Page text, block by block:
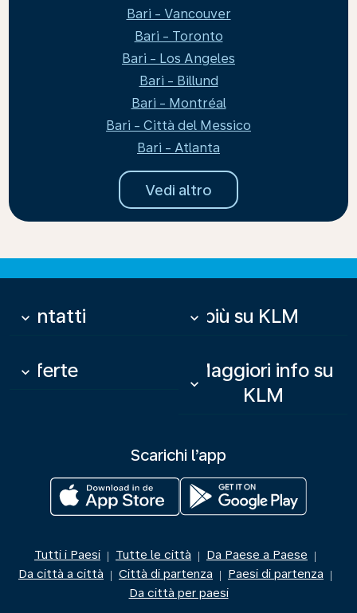
Bari - Vancouver
Bari - Toronto
Bari - Los Angeles
Bari - Billund
Bari - Montréal
Bari - Città del Messico
Bari - Atlanta
Vedi altro
Contatti
keyboard_arrow_down Di più su KLM
keyboard_arrow_down
Offerte
keyboard_arrow_down
Maggiori info su
KLM
keyboard_arrow_down
Scarichi l’app
Tutti i Paesi | Tutte le città | Da Paese a Paese |
Da città a città | Città di partenza | Paesi di partenza |
Da città per paesi